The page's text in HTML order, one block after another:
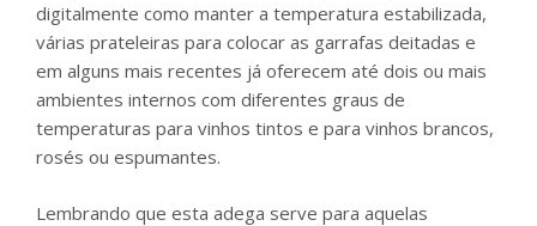
digitalmente como manter a temperatura estabilizada,
várias prateleiras para colocar as garrafas deitadas e
em alguns mais recentes já oferecem até dois ou mais
ambientes internos com diferentes graus de
temperaturas para vinhos tintos e para vinhos brancos,
rosés ou espumantes.
Lembrando que esta adega serve para aquelas